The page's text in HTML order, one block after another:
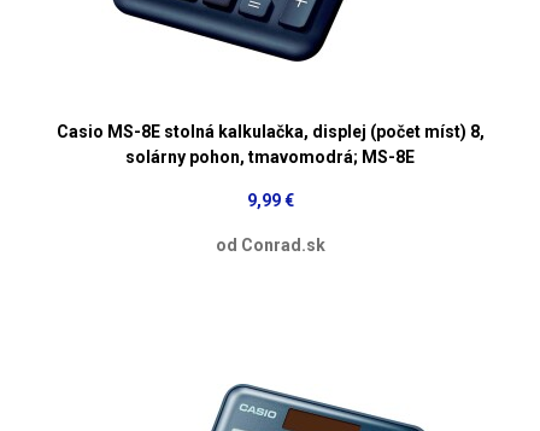
Casio MS-8E stolná kalkulačka, displej (počet míst) 8,
solárny pohon, tmavomodrá; MS-8E
9,99 €
od Conrad.sk